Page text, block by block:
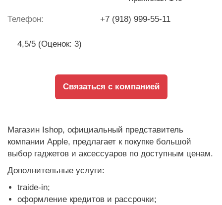
Телефон: +7 (918) 999-55-11
4,5/5 (Оценок: 3)
Связаться с компанией
Магазин Ishop, официальный представитель
компании Apple, предлагает к покупке большой
выбор гаджетов и аксессуаров по доступным ценам.
Дополнительные услуги:
traide-in;
оформление кредитов и рассрочки;